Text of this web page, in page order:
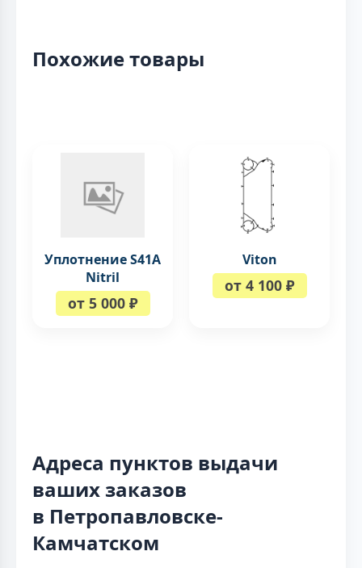
Похожие товары
Уплотнение S41A
Nitril
от 5 000 ₽
Viton
от 4 100 ₽
Адреса пунктов выдачи
ваших заказов
в Петропавловске-
Камчатском